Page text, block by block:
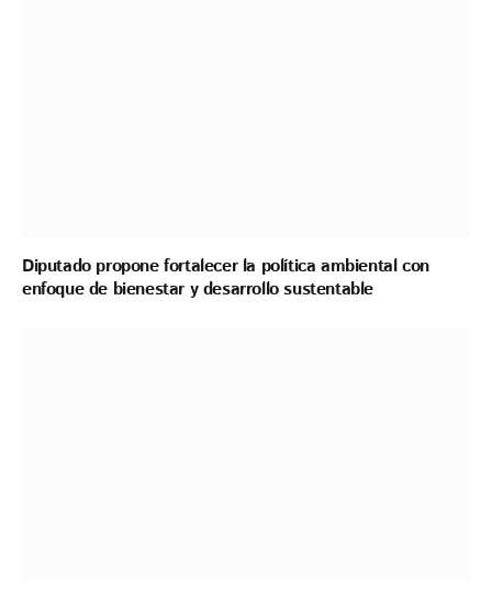
Diputado propone fortalecer la política ambiental con
enfoque de bienestar y desarrollo sustentable